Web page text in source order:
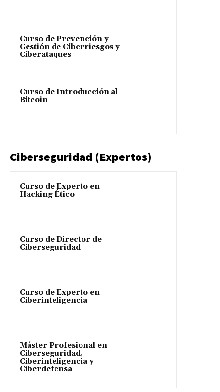
Curso de Prevención y
Gestión de Ciberriesgos y
Ciberataques
Curso de Introducción al
Bitcoin
Ciberseguridad (Expertos)
Curso de Experto en
Hacking Ético
Curso de Director de
Ciberseguridad
Curso de Experto en
Ciberinteligencia
Máster Profesional en
Ciberseguridad,
Ciberinteligencia y
Ciberdefensa